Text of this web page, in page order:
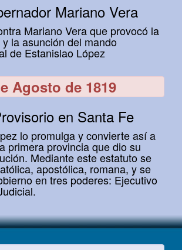
Mariano Vera
Mariano Vera que provocó la
la asunción del mando
de Estanislao López
Agosto de 1819
en Santa Fe
lo promulga y convierte así a
primera provincia que dio su
Mediante este estatuto se
apostólica, romana, y se
en tres poderes: Ejecutivo